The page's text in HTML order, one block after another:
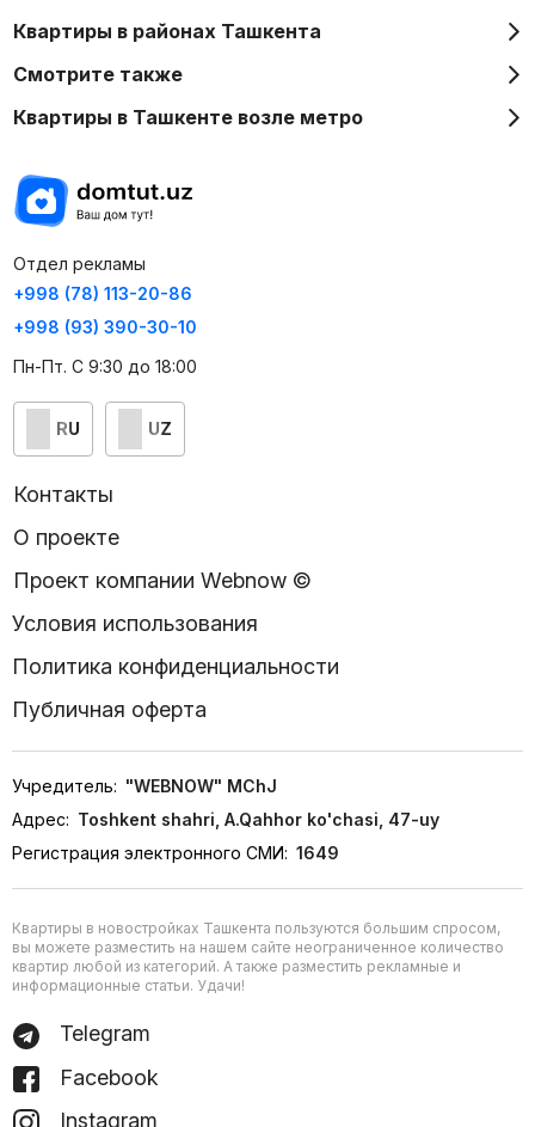
Квартиры в районах Ташкента
Смотрите также
Квартиры в Ташкенте возле метро
Отдел рекламы
+998 (78) 113-20-86
+998 (93) 390-30-10
Пн-Пт. С 9:30 до 18:00
RU UZ
Контакты
О проекте
Проект компании Webnow ©
Условия использования
Политика конфиденциальности
Публичная оферта
Учредитель: "WEBNOW" MChJ
Адрес: Toshkent shahri, A.Qahhor ko'chasi, 47-uy
Регистрация электронного СМИ: 1649
Квартиры в новостройках Ташкента пользуются большим спросом,
вы можете разместить на нашем сайте неограниченное количество
квартир любой из категорий. А также разместить рекламные и
информационные статьи. Удачи!
Telegram
Facebook
Instagram